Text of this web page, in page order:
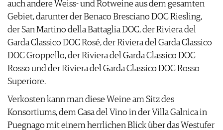
auch andere Weiss- und Rotweine aus dem gesamten
Gebiet, darunter der Benaco Bresciano DOC Riesling,
der San Martino della Battaglia DOC, der Riviera del
Garda Classico DOC Rosé, der Riviera del Garda Classico
DOC Groppello, der Riviera del Garda Classico DOC
Rosso und der Riviera del Garda Classico DOC Rosso
Superiore.
Verkosten kann man diese Weine am Sitz des
Konsortiums, dem Casa del Vino in der Villa Galnica in
Puegnago mit einem herrlichen Blick über das Westufer